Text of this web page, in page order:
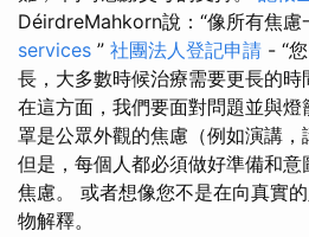
DéirdreMahkorn說：“像所有焦慮
services ” 社團法人登記申請 - “
長，大多數時候治療需要更長的時
在這方面，我們要面對問題並與
罩是公眾外觀的焦慮（例如演講，
但是，每個人都必須做好準備和
焦慮。 或者想像您不是在向真實
物解釋。